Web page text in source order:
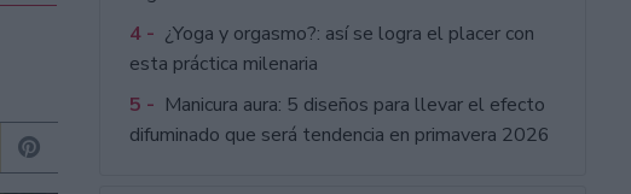
4 - ¿Yoga y orgasmo?: así se logra el placer con
esta práctica milenaria
5 - Manicura aura: 5 diseños para llevar el efecto
difuminado que será tendencia en primavera 2026